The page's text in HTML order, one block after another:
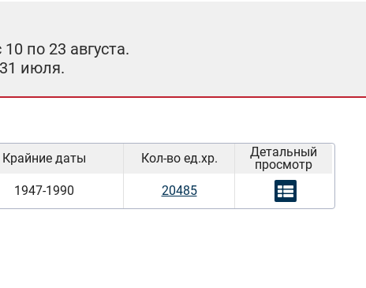
по 23 августа.
июля.
Крайние даты Кол-во ед.хр.
Детальный
просмотр
1947-1990 20485